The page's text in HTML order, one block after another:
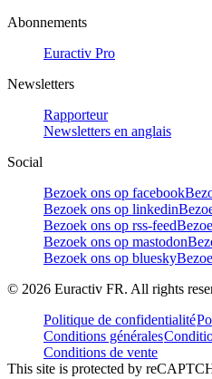
Abonnements
Euractiv Pro
Newsletters
Rapporteur
Newsletters en anglais
Social
Bezoek ons op facebook
Bezoek ons op linkedin
Bezoek ons op rss-feed
Bezoek ons op mastodon
Bezoek ons op bluesky
© 2026 Euractiv FR. All rights
Politique de confidentialité
Conditions générales
Conditions de vente
This site is protected by